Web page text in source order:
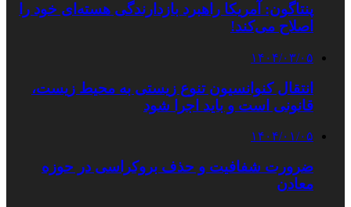
پنتاگون: آمریکا راهبرد بازدارندگی هسته‌ای خود را
اصلاح می‌کند!
۱۴۰۴/۰۳/۰۵
انتقال کنوانسیون تنوع زیستی به محیط زیست،
قانونی است و باید اجرا شود
۱۴۰۴/۰۱/۰۵
ضرورت شفافیت و حذف بروکراسی در حوزه
معادن